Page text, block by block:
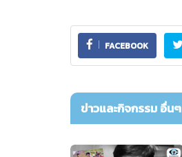
FACEBOOK
ข่าวและกิจกรรม อื่นๆ